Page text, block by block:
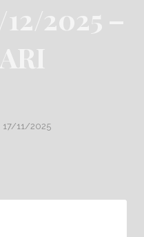
2025 –
17/11/2025